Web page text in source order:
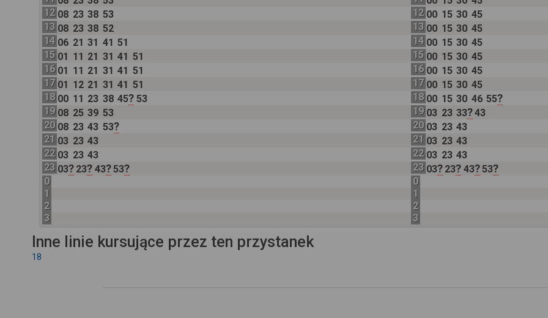
12 08 23 38 53
13 08 23 38 52
14 06 21 31 41 51
15 01 11 21 31 41 51
16 01 11 21 31 41 51
17 01 12 21 31 41 51
18 00 11 23 38 45? 53
19 08 25 39 53
20 08 23 43 53?
21 03 23 43
22 03 23 43
23 03? 23? 43?53?
0
1
2
3
12 00 15 30 45
13 00 15 30 45
14 00 15 30 45
15 00 15 30 45
16 00 15 30 45
17 00 15 30 45
18 00 15 30 46 55?
19 03 23 33?43
20 03 23 43
21 03 23 43
22 03 23 43
23 03? 23? 43?53?
0
1
2
3
Inne linie kursujące przez ten przystanek
18